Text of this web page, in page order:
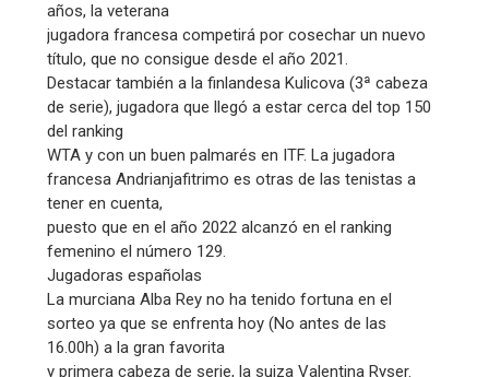
años, la veterana
jugadora francesa competirá por cosechar un nuevo
título, que no consigue desde el año 2021.
Destacar también a la finlandesa Kulicova (3ª cabeza
de serie), jugadora que llegó a estar cerca del top 150
del ranking
WTA y con un buen palmarés en ITF. La jugadora
francesa Andrianjafitrimo es otras de las tenistas a
tener en cuenta,
puesto que en el año 2022 alcanzó en el ranking
femenino el número 129.
Jugadoras españolas
La murciana Alba Rey no ha tenido fortuna en el
sorteo ya que se enfrenta hoy (No antes de las
16.00h) a la gran favorita
y primera cabeza de serie, la suiza Valentina Ryser.